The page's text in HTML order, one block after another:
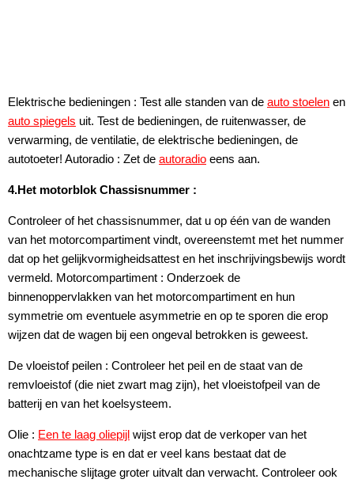
Elektrische bedieningen : Test alle standen van de auto stoelen en
auto spiegels uit. Test de bedieningen, de ruitenwasser, de
verwarming, de ventilatie, de elektrische bedieningen, de
autotoeter! Autoradio : Zet de autoradio eens aan.
4.Het motorblok Chassisnummer :
Controleer of het chassisnummer, dat u op één van de wanden
van het motorcompartiment vindt, overeenstemt met het nummer
dat op het gelijkvormigheidsattest en het inschrijvingsbewijs wordt
vermeld. Motorcompartiment : Onderzoek de
binnenoppervlakken van het motorcompartiment en hun
symmetrie om eventuele asymmetrie en op te sporen die erop
wijzen dat de wagen bij een ongeval betrokken is geweest.
De vloeistof peilen : Controleer het peil en de staat van de
remvloeistof (die niet zwart mag zijn), het vloeistofpeil van de
batterij en van het koelsysteem.
Olie : Een te laag oliepijl wijst erop dat de verkoper van het
onachtzame type is en dat er veel kans bestaat dat de
mechanische slijtage groter uitvalt dan verwacht. Controleer ook